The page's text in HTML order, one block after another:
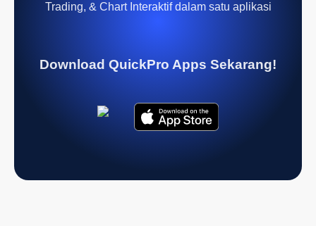
Trading, & Chart Interaktif dalam satu aplikasi
Download QuickPro Apps Sekarang!